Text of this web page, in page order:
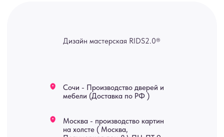
Возврат
Картины
Отделка Блог
А еще мы делаем
Оплата